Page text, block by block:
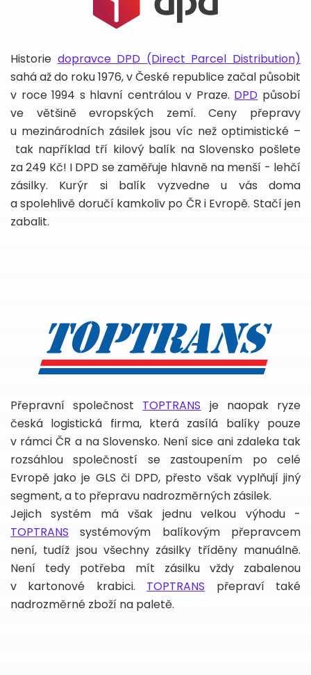
Historie dopravce DPD (Direct Parcel Distribution)
sahá až do roku 1976, v České republice začal působit
v roce 1994 s hlavní centrálou v Praze. DPD působí
ve většině evropských zemí. Ceny přepravy
u mezinárodních zásilek jsou víc než optimistické –
tak například tří kilový balík na Slovensko pošlete
za 249 Kč! I DPD se zaměřuje hlavně na menší - lehčí
zásilky. Kurýr si balík vyzvedne u vás doma
a spolehlivě doručí kamkoliv po ČR i Evropě. Stačí jen
zabalit.
Přepravní společnost TOPTRANS je naopak ryze
česká logistická firma, která zasílá balíky pouze
v rámci ČR a na Slovensko. Není sice ani zdaleka tak
rozsáhlou společností se zastoupením po celé
Evropě jako je GLS či DPD, přesto však vyplňují jiný
segment, a to přepravu nadrozměrných zásilek.
Jejich systém má však jednu velkou výhodu -
TOPTRANS systémovým balíkovým přepravcem
není, tudíž jsou všechny zásilky tříděny manuálně.
Není tedy potřeba mít zásilku vždy zabalenou
v kartonové krabici. TOPTRANS přepraví také
nadrozměrné zboží na paletě.